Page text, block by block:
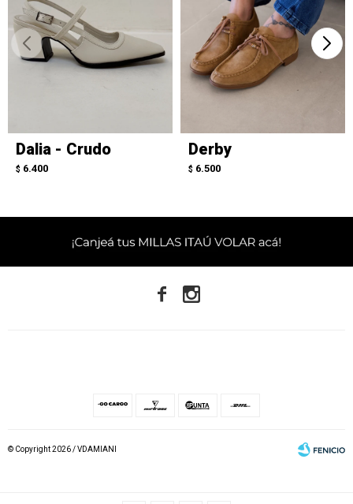
Dalia - Crudo
$ 6.400
Derby
$ 6.500
 
© Copyright 2026 / VDAMIANI